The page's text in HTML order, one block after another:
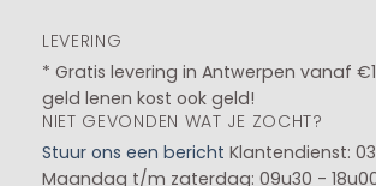
LEVERING
* Gratis levering in Antwerpen vanaf
geld lenen kost ook geld!
NIET GEVONDEN WAT JE ZOCHT?
Stuur ons een bericht Klantendienst:
Maandag t/m zaterdag: 09u30 -